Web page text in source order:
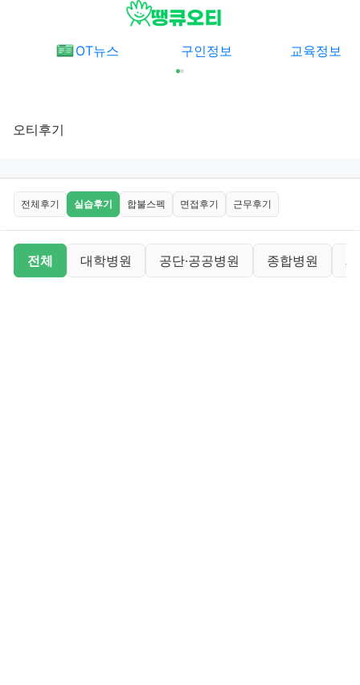
OT뉴스 구인정보 교육정보
오티후기
오티후기 분류 목록
전체후기 실습후기 합불스펙 면접후기 근무후기
오티후기 분류 목록
전체 대학병원 공단·공공병원 종합병원